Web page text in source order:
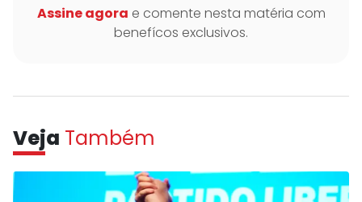
Assine agora e comente nesta matéria com
benefícos exclusivos.
Veja Também